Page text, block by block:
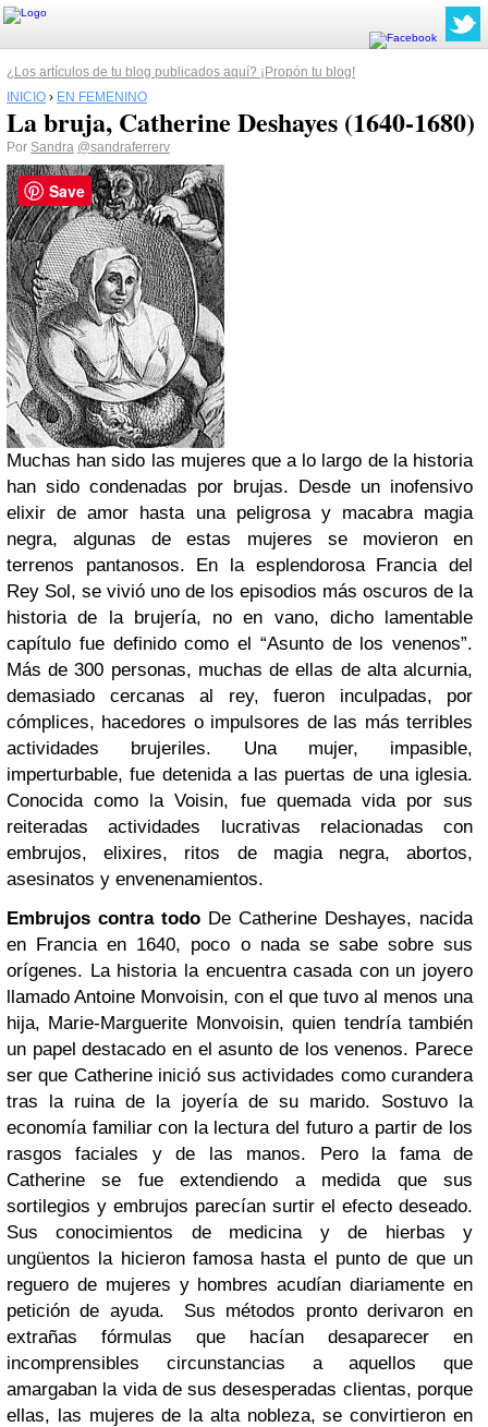
¿Los artículos de tu blog publicados aquí? ¡Propón tu blog!
INICIO › EN FEMENINO
La bruja, Catherine Deshayes (1640-1680)
Por Sandra @sandraferrerv
Muchas han sido las mujeres que a lo largo de la historia
han sido condenadas por brujas. Desde un inofensivo
elixir de amor hasta una peligrosa y macabra magia
negra, algunas de estas mujeres se movieron en
terrenos pantanosos. En la esplendorosa Francia del
Rey Sol, se vivió uno de los episodios más oscuros de la
historia de la brujería, no en vano, dicho lamentable
capítulo fue definido como el “Asunto de los venenos”.
Más de 300 personas, muchas de ellas de alta alcurnia,
demasiado cercanas al rey, fueron inculpadas, por
cómplices, hacedores o impulsores de las más terribles
actividades brujeriles. Una mujer, impasible,
imperturbable, fue detenida a las puertas de una iglesia.
Conocida como la Voisin, fue quemada vida por sus
reiteradas actividades lucrativas relacionadas con
embrujos, elixires, ritos de magia negra, abortos,
asesinatos y envenenamientos.
Embrujos contra todo De Catherine Deshayes, nacida
en Francia en 1640, poco o nada se sabe sobre sus
orígenes. La historia la encuentra casada con un joyero
llamado Antoine Monvoisin, con el que tuvo al menos una
hija, Marie-Marguerite Monvoisin, quien tendría también
un papel destacado en el asunto de los venenos. Parece
ser que Catherine inició sus actividades como curandera
tras la ruina de la joyería de su marido. Sostuvo la
economía familiar con la lectura del futuro a partir de los
rasgos faciales y de las manos. Pero la fama de
Catherine se fue extendiendo a medida que sus
sortilegios y embrujos parecían surtir el efecto deseado.
Sus conocimientos de medicina y de hierbas y
ungüentos la hicieron famosa hasta el punto de que un
reguero de mujeres y hombres acudían diariamente en
petición de ayuda.
Sus métodos pronto derivaron en
extrañas fórmulas que hacían desaparecer en
incomprensibles circunstancias a aquellos que
amargaban la vida de sus desesperadas clientas, porque
ellas, las mujeres de la alta nobleza, se convirtieron en
Save